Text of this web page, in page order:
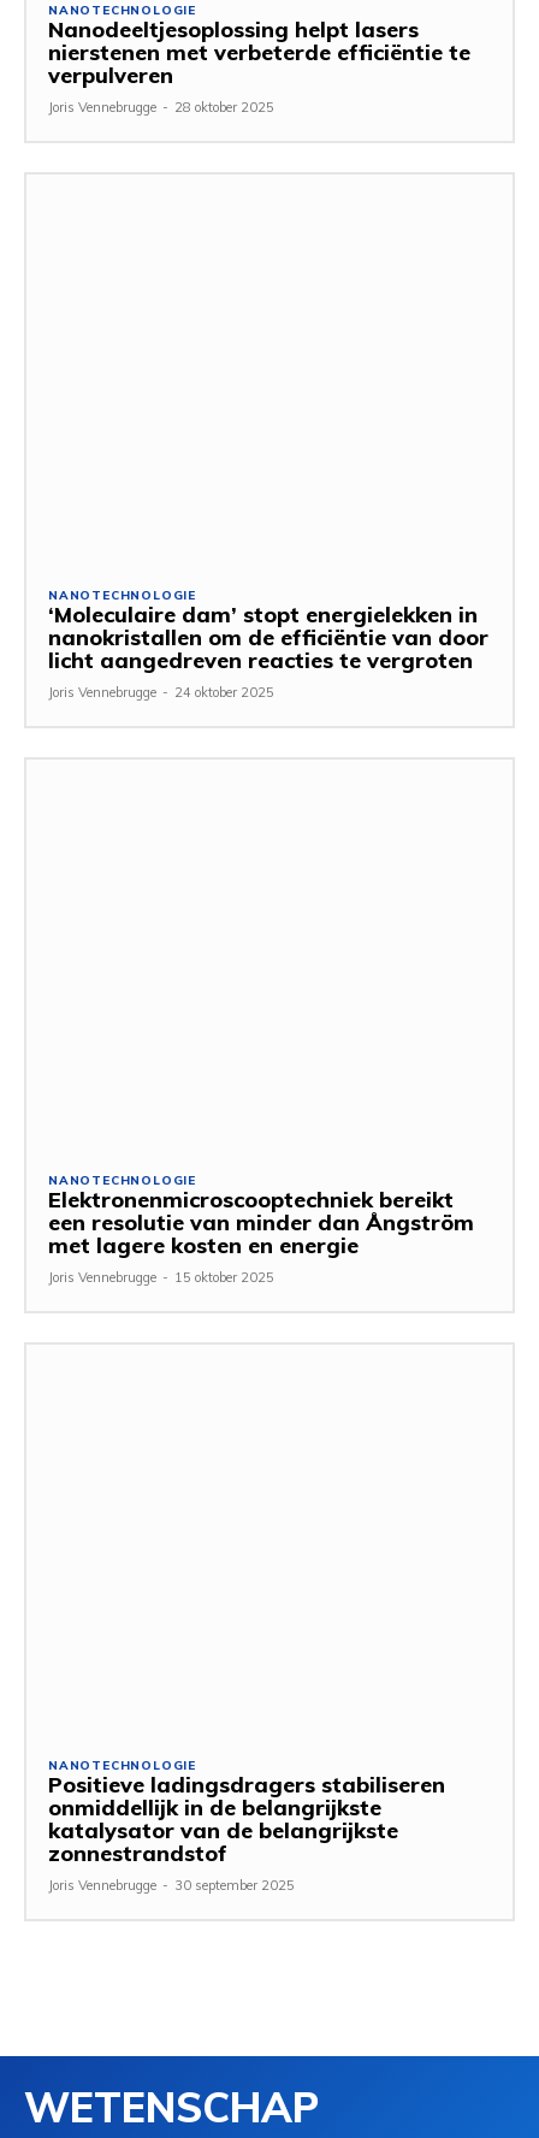
NANOTECHNOLOGIE
Nanodeeltjesoplossing helpt lasers
nierstenen met verbeterde efficiëntie te
verpulveren
Joris Vennebrugge - 28 oktober 2025
NANOTECHNOLOGIE
‘Moleculaire dam’ stopt energielekken in
nanokristallen om de efficiëntie van door
licht aangedreven reacties te vergroten
Joris Vennebrugge - 24 oktober 2025
NANOTECHNOLOGIE
Elektronenmicroscooptechniek bereikt
een resolutie van minder dan Ångström
met lagere kosten en energie
Joris Vennebrugge - 15 oktober 2025
NANOTECHNOLOGIE
Positieve ladingsdragers stabiliseren
onmiddellijk in de belangrijkste
katalysator van de belangrijkste
zonnestrandstof
Joris Vennebrugge - 30 september 2025
WETENSCHAP